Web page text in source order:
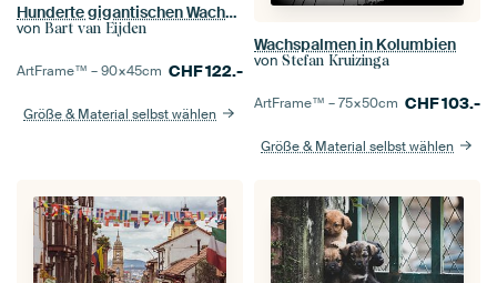
Hunderte gigantischen Wachspalmen, im Nationalpark Valle de Cocora, Kolumbien
von Bart van Eijden
ArtFrame™ –90×45cm CHF122.-
Größe & Material selbst wählen
Wachspalmen in Kolumbien
von Stefan Kruizinga
ArtFrame™ –75×50cm CHF103.-
Größe & Material selbst wählen